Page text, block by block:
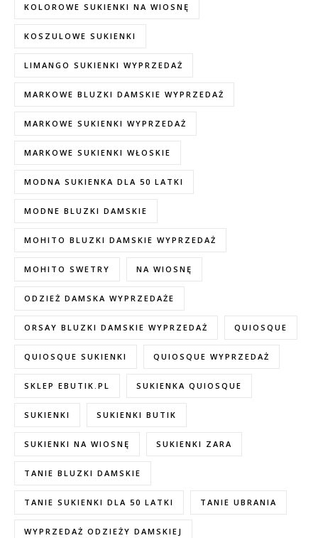
KOLOROWE SUKIENKI NA WIOSNĘ
KOSZULOWE SUKIENKI
LIMANGO SUKIENKI WYPRZEDAŻ
MARKOWE BLUZKI DAMSKIE WYPRZEDAŻ
MARKOWE SUKIENKI WYPRZEDAŻ
MARKOWE SUKIENKI WŁOSKIE
MODNA SUKIENKA DLA 50 LATKI
MODNE BLUZKI DAMSKIE
MOHITO BLUZKI DAMSKIE WYPRZEDAŻ
MOHITO SWETRY NA WIOSNĘ
ODZIEŻ DAMSKA WYPRZEDAŻE
ORSAY BLUZKI DAMSKIE WYPRZEDAŻ QUIOSQUE
QUIOSQUE SUKIENKI QUIOSQUE WYPRZEDAŻ
SKLEP EBUTIK.PL SUKIENKA QUIOSQUE
SUKIENKI SUKIENKI BUTIK
SUKIENKI NA WIOSNĘ SUKIENKI ZARA
TANIE BLUZKI DAMSKIE
TANIE SUKIENKI DLA 50 LATKI TANIE UBRANIA
WYPRZEDAŻ ODZIEŻY DAMSKIEJ